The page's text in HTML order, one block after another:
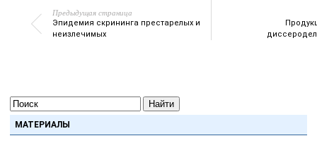
Предыдущая страница
Эпидемия скрининга престарелых и
неизлечимых
Найти
МАТЕРИАЛЫ